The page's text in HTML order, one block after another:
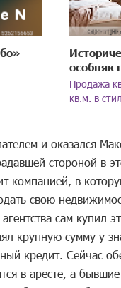
особняк
Продажа
кв.м. в
и оказался
стороной в
компанией, в
свою
сам купил
крупную сумму у
кредит. Сейчас
в аресте, а